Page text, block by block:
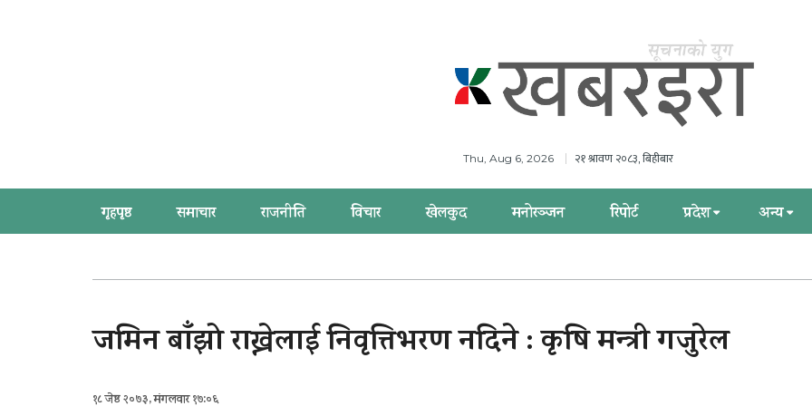
Thu, Aug 6, 2026 २१ श्रावण २०८३, बिहीबार
गृहपृष्ठ समाचार राजनीति विचार खेलकुद मनोरञ्जन रिपोर्ट प्रदेश अन्य
जमिन बाँझो राख्नेलाई निवृत्तिभरण नदिने : कृषि मन्त्री गजुरेल
१८ जेष्ठ २०७३, मंगलवार १७:०६